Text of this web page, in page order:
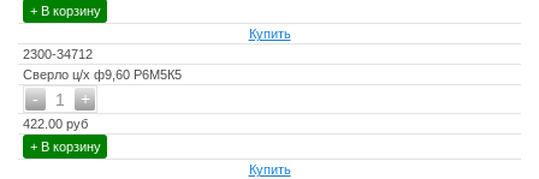
+ В корзину
Купить
2300-34712
Сверло ц/х ф9,60 Р6М5К5
+
- 1
422.00 руб
+ В корзину
Купить